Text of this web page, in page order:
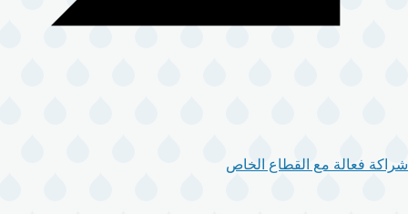
شراكة فعالة مع القطاع الخاص